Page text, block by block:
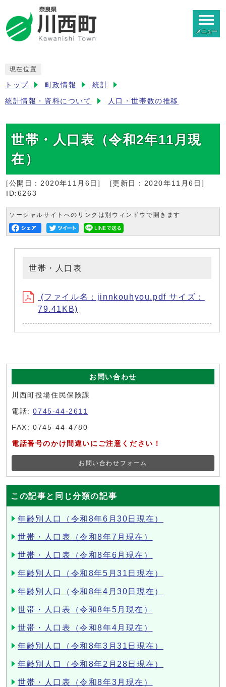
メニュー
現在位置
トップ 町政情報 統計
統計情報・資料について 人口・世帯数の推移
世帯・人口表（令和2年11月現
在）
[公開日： 2020年11月6日 ] [更新日： 2020年11月6日 ]
ID:6263
ソーシャルサイトへのリンクは別ウィンドウで開きます
世帯・人口表
(ファイル名：jinnkouhyou.pdf サイズ：
79.41KB)
お問い合わせ
川西町役場住民保険課
電話:0745-44-2611
FAX: 0745-44-4780
電話番号のかけ間違いにご注意ください！
お問い合わせフォーム
この記事と同じ分類の記事
年齢別人口（令和8年6月30日現在）
世帯・人口表（令和8年7月現在）
世帯・人口表（令和8年6月現在）
年齢別人口（令和8年5月31日現在）
年齢別人口（令和8年4月30日現在）
世帯・人口表（令和8年5月現在）
世帯・人口表（令和8年4月現在）
年齢別人口（令和8年3月31日現在）
年齢別人口（令和8年2月28日現在）
世帯・人口表（令和8年3月現在）